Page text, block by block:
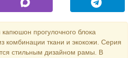
прогулочного блока
комбинации ткани и экокожи. Серия
стильным дизайном рамы. В